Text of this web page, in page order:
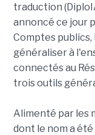
traduction
annoncé ce jour
Comptes publics,
généraliser à
connectés au
trois outils
Alimenté par les
dont le nom a